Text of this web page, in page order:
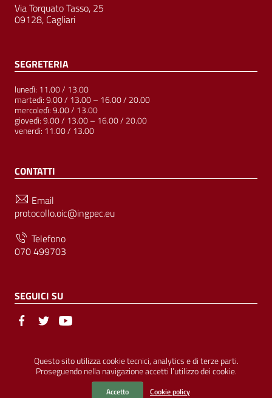
Questo sito utilizza cookie tecnici, analytics e di terze parti.
Proseguendo nella navigazione accetti l’utilizzo dei cookie.
Accetto Cookie policy
Via Torquato Tasso, 25
09128, Cagliari
SEGRETERIA
lunedì: 11.00 / 13.00
martedì: 9.00 / 13.00 – 16.00 / 20.00
mercoledì: 9.00 / 13.00
giovedì: 9.00 / 13.00 – 16.00 / 20.00
venerdì: 11.00 / 13.00
CONTATTI
Email
protocollo.oic@ingpec.eu
Telefono
070 499703
SEGUICI SU
Sezione Link Utili
© Ordine degli Ingegneri della Provincia di Cagliari | P.IVA
00458800927 |Amministrazione Trasparente | Pubblicità Legale
Accessibilità